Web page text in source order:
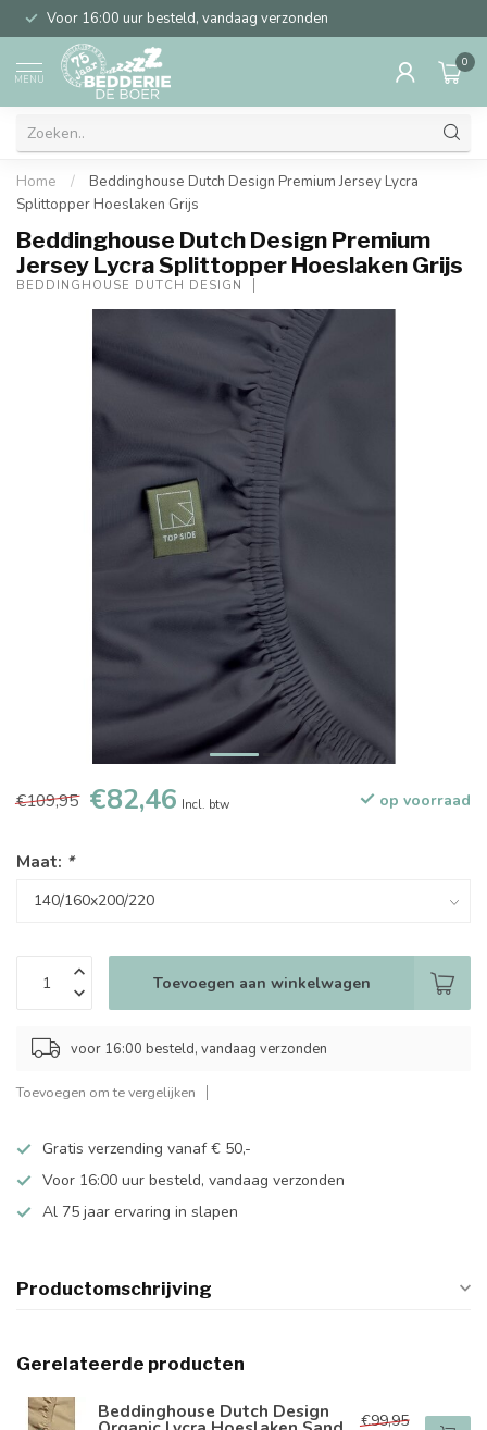
Voor 16:00 uur besteld, vandaag verzonden
MENU
0
Home /
Beddinghouse Dutch Design Premium Jersey Lycra
Splittopper Hoeslaken Grijs
Beddinghouse Dutch Design Premium
Jersey Lycra Splittopper Hoeslaken Grijs
BEDDINGHOUSE DUTCH DESIGN
€109,95 €82,46 Incl. btw op voorraad
Maat: *
Toevoegen aan winkelwagen
voor 16:00 besteld, vandaag verzonden
Toevoegen om te vergelijken
Gratis verzending vanaf € 50,-
Voor 16:00 uur besteld, vandaag verzonden
Al 75 jaar ervaring in slapen
Productomschrijving
Gerelateerde producten
Beddinghouse Dutch Design
€99,95